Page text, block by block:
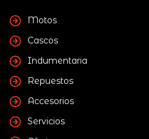
Motos
Cascos
Indumentaria
Repuestos
Accesorios
Servicios